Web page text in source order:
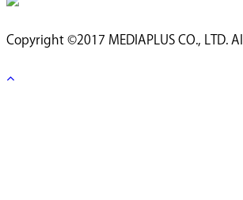
Copyright ©2017 MEDIAPLUS CO., LTD.